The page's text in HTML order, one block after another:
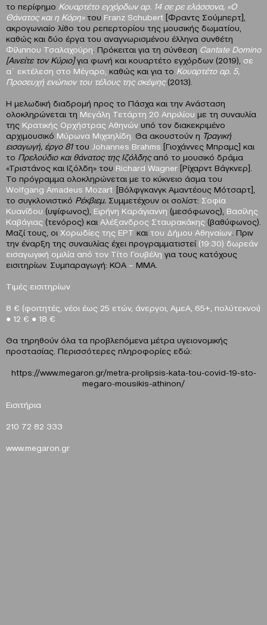
το περίφημο Κουαρτέτο εγχόρδων αρ. 14 σε ρε ελάσσονα, «Ο
Θάνατος και η Κόρη»του Franz Schubert [Φραντς Σούμπερτ],
ακρογωνιαίο λίθο του ρεπερτορίου της μουσικής δωματίου,
καθώς και δύο έργα του αναγνωρισμένου έλληνα συνθέτη
Φίλιππου Τσαλαχούρη . Πρόκειται για τη σύνθεση Cantate Domino
[Αινείτε τον Κύριο]για φωνή και κουαρτέτο εγχόρδων (2019), σε
α΄ εκτέλεση στο Μέγαρο, καθώς και για το Κουαρτέτο αρ. 5,
Προσευχή ενώπιον του τέλους της σκέψης(2013).
Η μελωδική διαδρομή προς το Πάσχα και την Ανάσταση
ολοκληρώνεται τη Μεγάλη Τετάρτη 20 Απριλίου με τη συναυλία
της Κρατικής Ορχήστρας Αθηνών υπό τον διακεκριμένο
αρχιμουσικό Μύρωνα Μιχαηλίδη. Θα ακουστούν η Τραγική
εισαγωγή, έργο 81του Johannes Brahms [Γιοχάννες Μπραμς] και
το Πρελούδιο και θάνατος της Ιζόλδηςαπό το μουσικό δράμα
«Τριστάνος και Ιζόλδη» του Richard Wagner [Ρίχαρντ Βάγκνερ].
Το πρόγραμμα ολοκληρώνεται με το κύκνειο άσμα του
Wolfgang Amadeus Mozart [Βόλφγκανγκ Αμαντέους Μότσαρτ],
το συγκλονιστικό Ρέκβιεμ. Συμμετέχουν οι σολίστ: Σοφία
Κυανίδου (υψίφωνος), Ειρήνη Καράγιαννη (μεσόφωνος), Βασίλης
Καβάγιας (τενόρος) και Αλέξανδρος Σταυρακάκης (βαθύφωνος).
Μαζί τους, οι Χορωδίες της ΕΡΤ και του Δήμου Αθηναίων . Πριν
την έναρξη της συναυλίας έχει προγραμματιστεί (19:30) δωρεάν
εισαγωγική ομιλία από τον Τίτο Γουβέλη για τους κατόχους
εισιτηρίων. Συμπαραγωγή: ΚΟΑ – ΜΜΑ.
Τιμές εισιτηρίων
8 € (φοιτητές, νέοι έως 25 ετών, άνεργοι, ΑμεΑ, 65+, πολύτεκνοι)
● 12 € ● 18 €
Θα τηρηθούν όλα τα προβλεπόμενα μέτρα υγειονομικής
προστασίας. Περισσότερες πληροφορίες εδώ:
https://www.megaron.gr/metra-prolipsis-kata-tou-covid-19-sto-
megaro-mousikis-athinon/
Eισιτήρια
210 72 82 333
www.megaron gr